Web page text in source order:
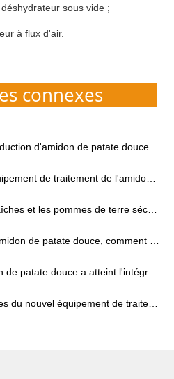
sous vide ;
à flux d'air.
connexes
des utilisateurs de traitement d'amidon de petite et moyenne taille
recommandés adaptés à différentes échelles de traitement
utilisées pour le traitement de l'amidon, quelle est la différence dans l'équipement de traitement ?
comment assurer le bon fonctionnement de l'équipement ?
patate douce a atteint l'intégration
de traitement de l'amidon de patate douce 2020